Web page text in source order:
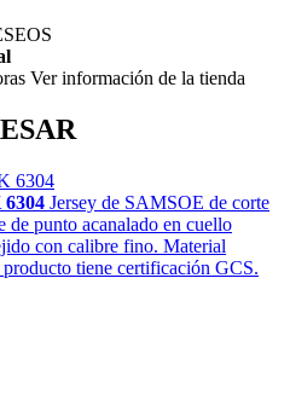
Ver información de la tienda
Jersey de SAMSOE de corte
de punto acanalado en cuello
con calibre fino. Material
tiene certificación GCS.